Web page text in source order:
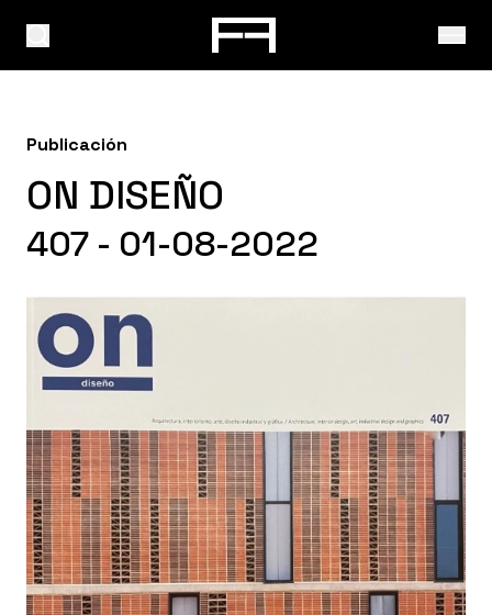
Publicación
ON DISEÑO
407 - 01-08-2022